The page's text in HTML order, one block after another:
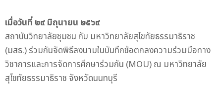
เมื่อวันที่ ๒๙ มิถุนายน ๒๕๖๙
สถาบันวิทยาลัยชุมชน กับ มหาวิทยาลัยสุโขทัยธรรมาธิราช
(มสธ.) ร่วมกันจัดพิธีลงนามในบันทึกข้อตกลงความร่วมมือทาง
วิชาการและการจัดการศึกษาร่วมกัน (MOU) ณ มหาวิทยาลัย
สุโขทัยธรรมาธิราช จังหวัดนนทบุรี